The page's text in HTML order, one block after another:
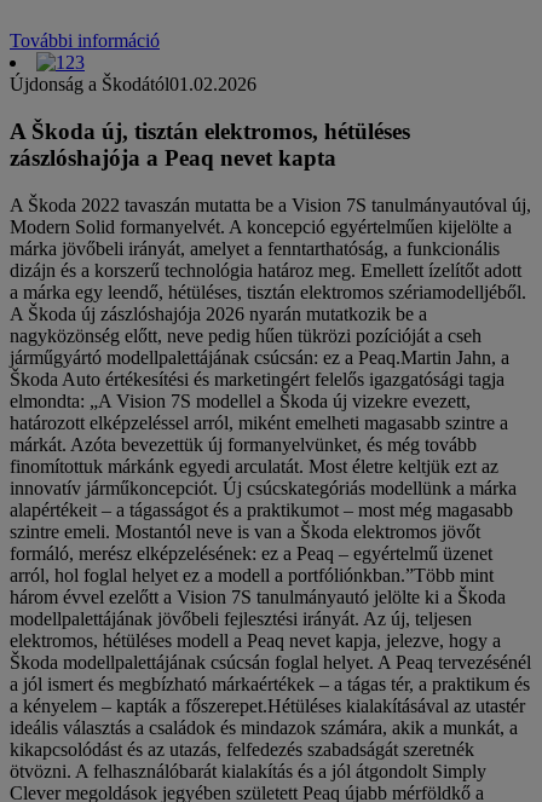
További információ
Újdonság a Škodától01.02.2026
A Škoda új, tisztán elektromos, hétüléses
zászlóshajója a Peaq nevet kapta
A Škoda 2022 tavaszán mutatta be a Vision 7S tanulmányautóval új,
Modern Solid formanyelvét. A koncepció egyértelműen kijelölte a
márka jövőbeli irányát, amelyet a fenntarthatóság, a funkcionális
dizájn és a korszerű technológia határoz meg. Emellett ízelítőt adott
a márka egy leendő, hétüléses, tisztán elektromos szériamodelljéből.
A Škoda új zászlóshajója 2026 nyarán mutatkozik be a
nagyközönség előtt, neve pedig hűen tükrözi pozícióját a cseh
járműgyártó modellpalettájának csúcsán: ez a Peaq.Martin Jahn, a
Škoda Auto értékesítési és marketingért felelős igazgatósági tagja
elmondta: „A Vision 7S modellel a Škoda új vizekre evezett,
határozott elképzeléssel arról, miként emelheti magasabb szintre a
márkát. Azóta bevezettük új formanyelvünket, és még tovább
finomítottuk márkánk egyedi arculatát. Most életre keltjük ezt az
innovatív járműkoncepciót. Új csúcskategóriás modellünk a márka
alapértékeit – a tágasságot és a praktikumot – most még magasabb
szintre emeli. Mostantól neve is van a Škoda elektromos jövőt
formáló, merész elképzelésének: ez a Peaq – egyértelmű üzenet
arról, hol foglal helyet ez a modell a portfóliónkban.”Több mint
három évvel ezelőtt a Vision 7S tanulmányautó jelölte ki a Škoda
modellpalettájának jövőbeli fejlesztési irányát. Az új, teljesen
elektromos, hétüléses modell a Peaq nevet kapja, jelezve, hogy a
Škoda modellpalettájának csúcsán foglal helyet. A Peaq tervezésénél
a jól ismert és megbízható márkaértékek – a tágas tér, a praktikum és
a kényelem – kapták a főszerepet.Hétüléses kialakításával az utastér
ideális választás a családok és mindazok számára, akik a munkát, a
kikapcsolódást és az utazás, felfedezés szabadságát szeretnék
ötvözni. A felhasználóbarát kialakítás és a jól átgondolt Simply
Clever megoldások jegyében született Peaq újabb mérföldkő a